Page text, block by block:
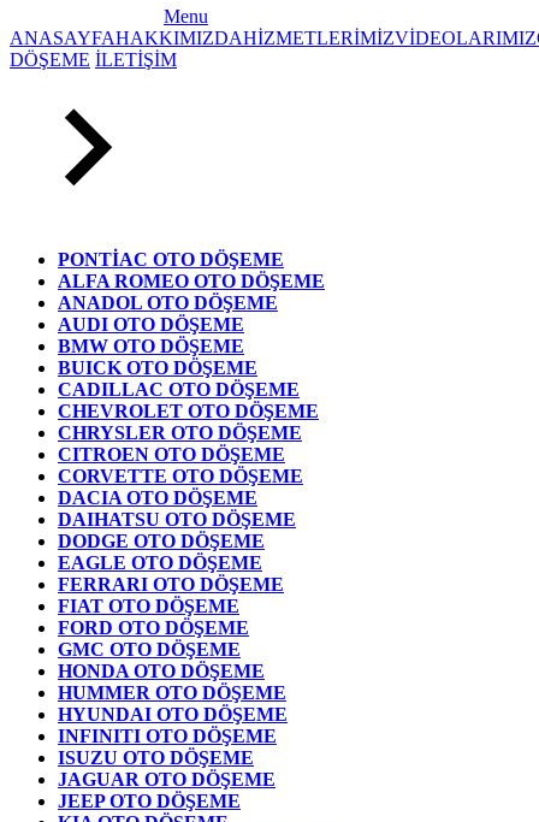
Menu
ANASAYFAHAKKIMIZDAHİZMETLERİMİZVİDEOLARIMIZ
DÖŞEME İLETİŞİM
PONTİAC OTO DÖŞEME
ALFA ROMEO OTO DÖŞEME
ANADOL OTO DÖŞEME
AUDI OTO DÖŞEME
BMW OTO DÖŞEME
BUICK OTO DÖŞEME
CADILLAC OTO DÖŞEME
CHEVROLET OTO DÖŞEME
CHRYSLER OTO DÖŞEME
CITROEN OTO DÖŞEME
CORVETTE OTO DÖŞEME
DACIA OTO DÖŞEME
DAIHATSU OTO DÖŞEME
DODGE OTO DÖŞEME
EAGLE OTO DÖŞEME
FERRARI OTO DÖŞEME
FIAT OTO DÖŞEME
FORD OTO DÖŞEME
GMC OTO DÖŞEME
HONDA OTO DÖŞEME
HUMMER OTO DÖŞEME
HYUNDAI OTO DÖŞEME
INFINITI OTO DÖŞEME
ISUZU OTO DÖŞEME
JAGUAR OTO DÖŞEME
JEEP OTO DÖŞEME